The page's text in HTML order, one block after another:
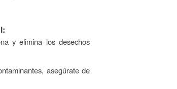
y elimina los desechos
asegúrate de